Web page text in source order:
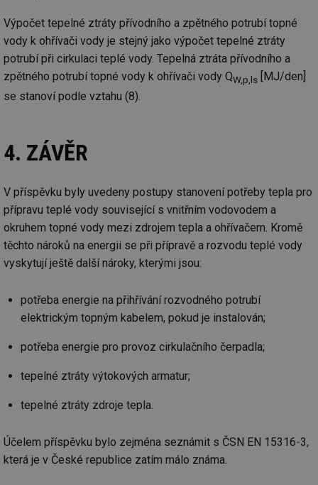
Výpočet tepelné ztráty přívodního a zpětného potrubí topné
vody k ohřívači vody je stejný jako výpočet tepelné ztráty
potrubí při cirkulaci teplé vody. Tepelná ztráta přívodního a
zpětného potrubí topné vody k ohřívači vody QW,p,ls [MJ/den]
se stanoví podle vztahu (8).
4. ZÁVĚR
V příspěvku byly uvedeny postupy stanovení potřeby tepla pro
přípravu teplé vody související s vnitřním vodovodem a
okruhem topné vody mezi zdrojem tepla a ohřívačem. Kromě
těchto nároků na energii se při přípravě a rozvodu teplé vody
vyskytují ještě další nároky, kterými jsou:
potřeba energie na přihřívání rozvodného potrubí
elektrickým topným kabelem, pokud je instalován;
potřeba energie pro provoz cirkulačního čerpadla;
tepelné ztráty výtokových armatur;
tepelné ztráty zdroje tepla.
Účelem příspěvku bylo zejména seznámit s ČSN EN 15316-3,
která je v České republice zatím málo známa.
_hjIncludedInSessionSample
Hotjar Ltd
elektro.tzb-
info.cz
1 minuta
59 sekund
mv
Airtable
.tzb-info.cz
2 měsíce 4
týdny